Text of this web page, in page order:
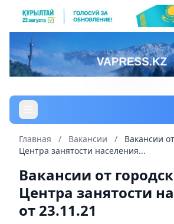
Главная / Вакансии /
Вакансии
Центра занятости населения...
Вакансии от
Центра занятости
от 23.11.21